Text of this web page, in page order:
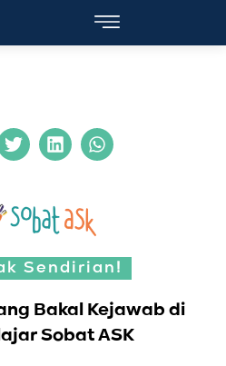
Sendirian!
Bakal Kejawab di
Sobat ASK